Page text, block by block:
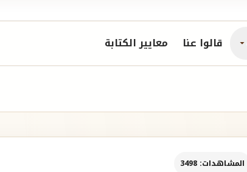
قالوا عنا معايير الكتابة
المشاهدات: 3498